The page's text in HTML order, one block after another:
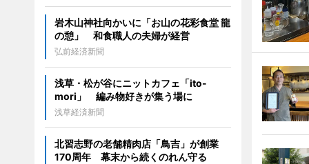
岩木山神社向かいに「お山の花彩食堂 龍
の憩」 和食職人の夫婦が経営
弘前経済新聞
浅草・松が谷にニットカフェ「ito-
mori」 編み物好きが集う場に
浅草経済新聞
北習志野の老舗精肉店「鳥吉」が創業
170周年 幕末から続くのれん守る